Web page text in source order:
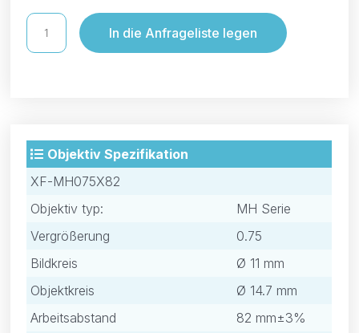
In die Anfrageliste legen
Objektiv Spezifikation
XF-MH075X82
Objektiv typ:
MH Serie
Vergrößerung
0.75
Bildkreis
Ø 11 mm
Objektkreis
Ø 14.7 mm
Arbeitsabstand
82 mm±3%